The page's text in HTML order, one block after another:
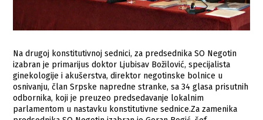
Na drugoj konstitutivnoj sednici, za predsednika SO Negotin
izabran je primarijus doktor Ljubisav Božilović, specijalista
ginekologije i akušerstva, direktor negotinske bolnice u
osnivanju, član Srpske napredne stranke, sa 34 glasa prisutnih
odbornika, koji je preuzeo predsedavanje lokalnim
parlamentom u nastavku konstitutivne sednice.Za zamenika